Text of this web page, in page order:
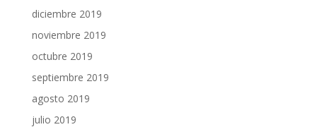
diciembre 2019
noviembre 2019
octubre 2019
septiembre 2019
agosto 2019
julio 2019